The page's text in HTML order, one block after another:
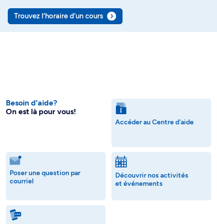
Trouvez l’horaire d’un cours
Besoin d’aide?
On est là pour vous!
Accéder au Centre d'aide
Poser une question par
courriel
Découvrir nos activités
et événements